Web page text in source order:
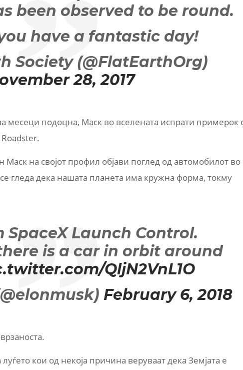
been observed to be round.
have a fantastic day!
Society (@FlatEarthOrg)
28, 2017
месеци подоцна, Маск во вселената испрати примерoк
на својот профил објави поглед од автомобилот во
се гледа дека нашата планета има кружна форма, токму
SpaceX Launch Control.
is a car in orbit around
QljN2VnL1O
February 6, 2018
кои од некоја причина веруваат дека Земјата е